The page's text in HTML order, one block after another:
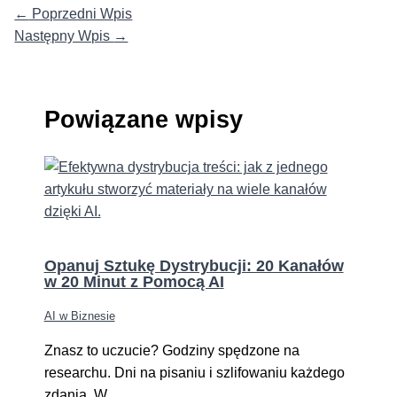
← Poprzedni Wpis
Następny Wpis →
Powiązane wpisy
Opanuj Sztukę Dystrybucji: 20 Kanałów
w 20 Minut z Pomocą AI
AI w Biznesie
Znasz to uczucie? Godziny spędzone na
researchu. Dni na pisaniu i szlifowaniu każdego